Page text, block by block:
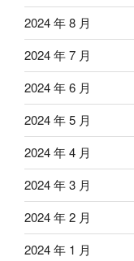
2024 年 8 月
2024 年 7 月
2024 年 6 月
2024 年 5 月
2024 年 4 月
2024 年 3 月
2024 年 2 月
2024 年 1 月